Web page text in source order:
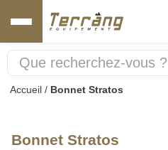
Accueil / Bonnet Stratos
Bonnet Stratos